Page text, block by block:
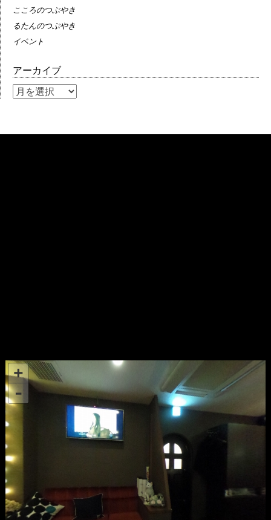
こころのつぶやき
るたんのつぶやき
イベント
アーカイブ
ア
イ